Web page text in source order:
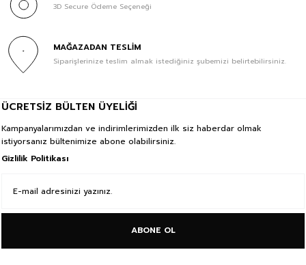
3D Secure Ödeme Seçeneği
MAĞAZADAN TESLİM
Siparişlerinize teslim almak istediğiniz şubemizi belirtebilirsiniz.
ÜCRETSİZ BÜLTEN ÜYELİĞİ
Kampanyalarımızdan ve indirimlerimizden ilk siz haberdar olmak
istiyorsanız bültenimize abone olabilirsiniz.
Gizlilik Politikası
ABONE OL